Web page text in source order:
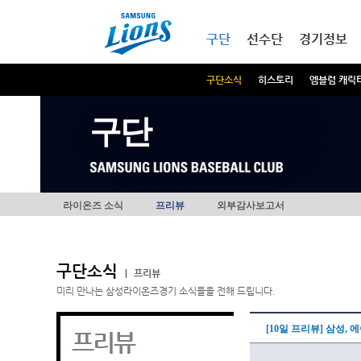
구단
구단소식 히스토리 엠블럼 캐릭
선수단 경기정보
구단
라이온즈 소식 프리뷰 외부감사보고서
구단소식
프리뷰
미리 만나는 삼성라이온즈경기 소식들을 전해 드립니다.
프리뷰 [10일 프리뷰] 삼성,